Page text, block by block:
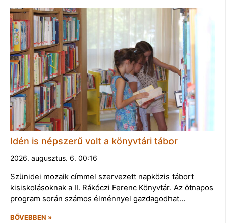
Idén is népszerű volt a könyvtári tábor
2026. augusztus. 6. 00:16
Szünidei mozaik címmel szervezett napközis tábort
kisiskolásoknak a II. Rákóczi Ferenc Könyvtár. Az ötnapos
program során számos élménnyel gazdagodhat…
BŐVEBBEN »